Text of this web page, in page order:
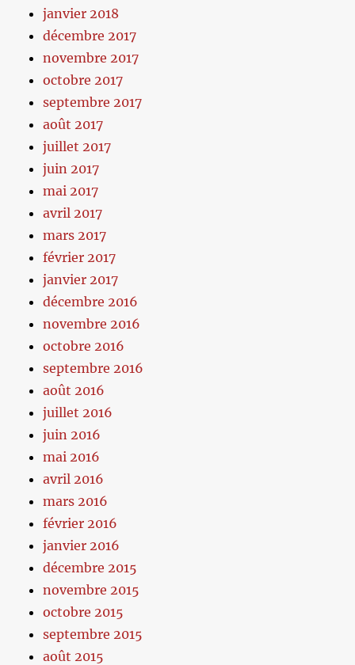
janvier 2018
décembre 2017
novembre 2017
octobre 2017
septembre 2017
août 2017
juillet 2017
juin 2017
mai 2017
avril 2017
mars 2017
février 2017
janvier 2017
décembre 2016
novembre 2016
octobre 2016
septembre 2016
août 2016
juillet 2016
juin 2016
mai 2016
avril 2016
mars 2016
février 2016
janvier 2016
décembre 2015
novembre 2015
octobre 2015
septembre 2015
août 2015